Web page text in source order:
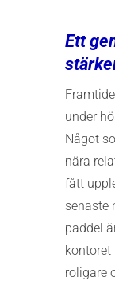
Ett
under
Något
nära
fått
senaste
paddel
kontoret
roligare